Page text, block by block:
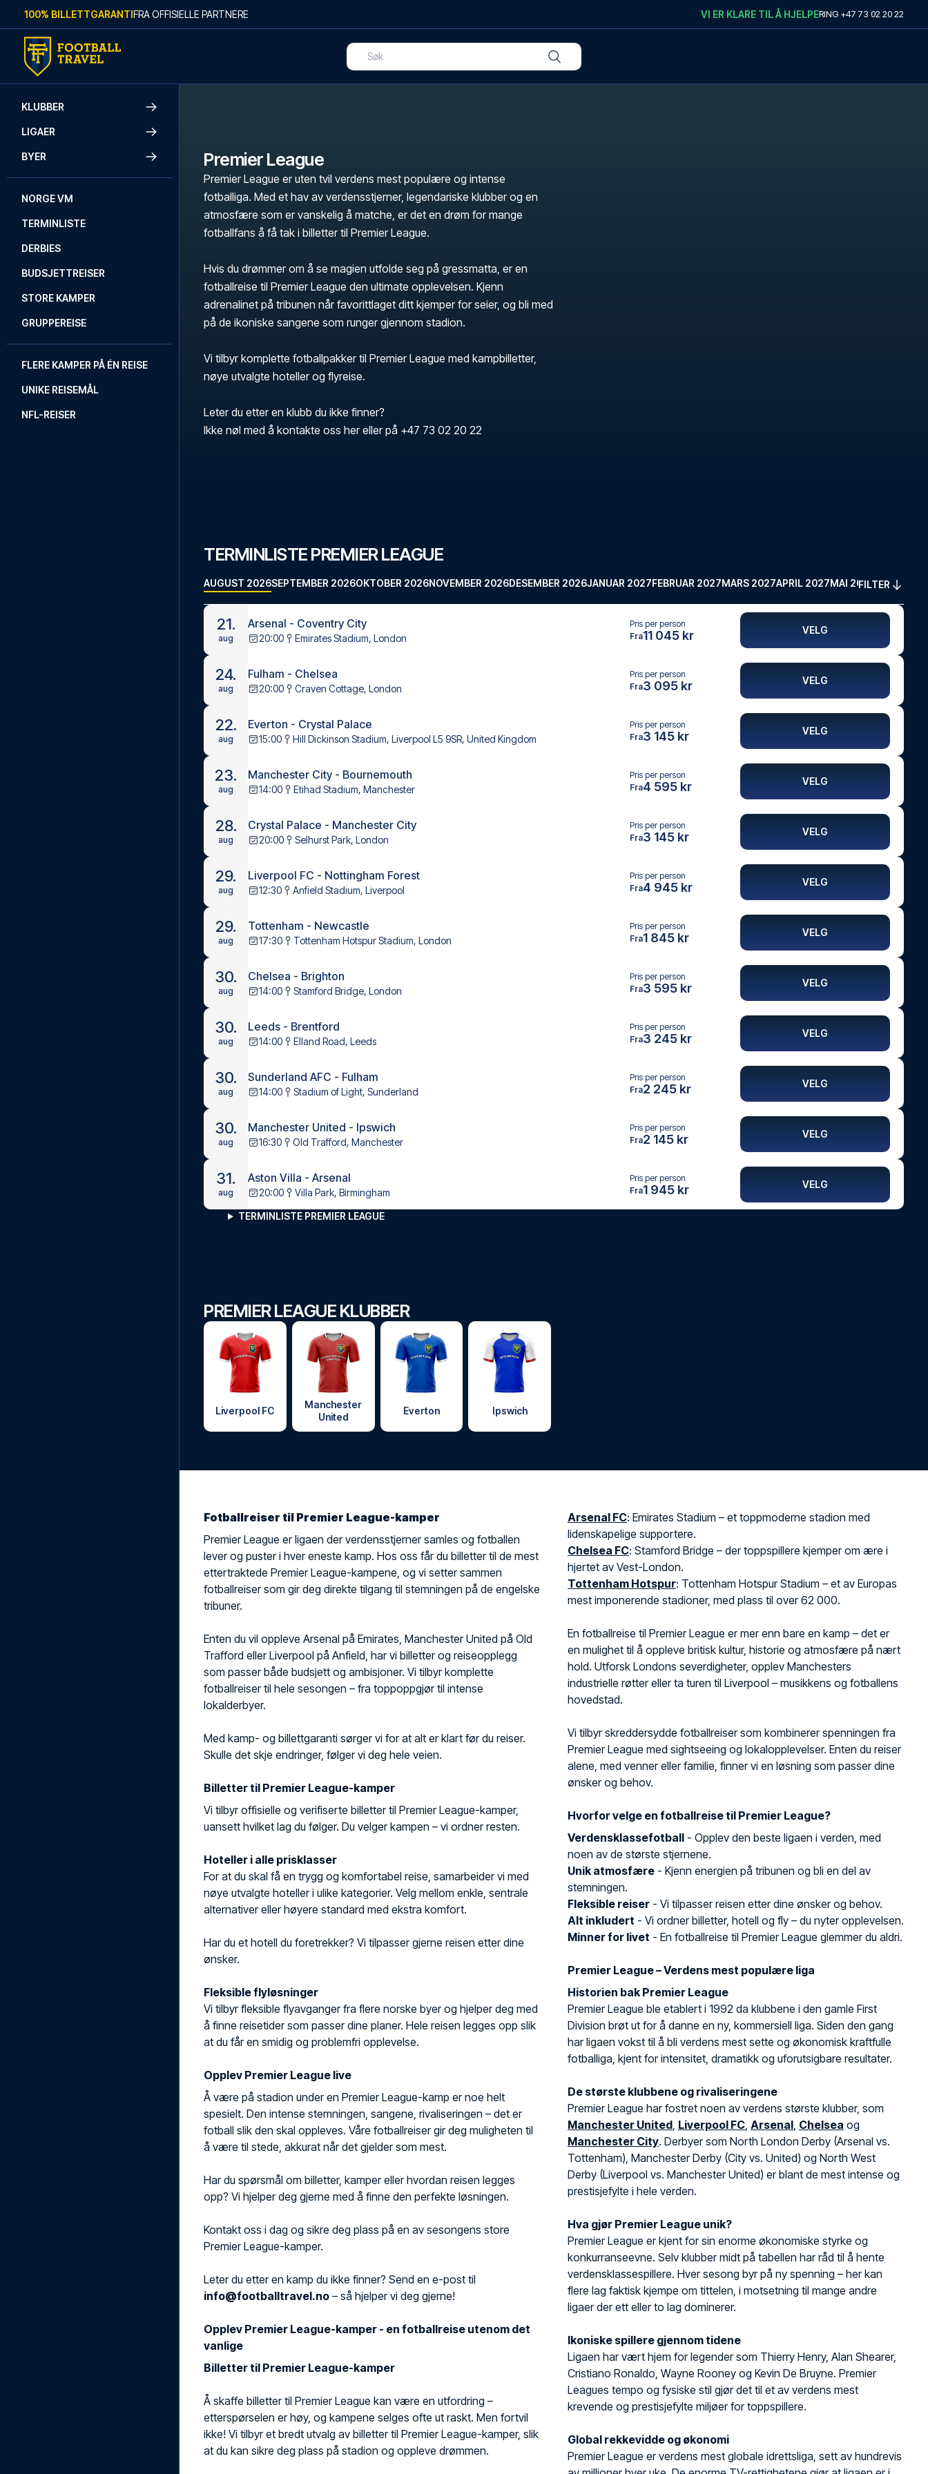
Skip to content
100% BILLETTGARANTIFRA OFFISIELLE PARTNERE VI ER KLARE TIL Å HJELPERING +47 73 02 20 22
KLUBBER
LIGAER
BYER
NORGE VM
TERMINLISTE
DERBIES
BUDSJETTREISER
STORE KAMPER
GRUPPEREISE
FLERE KAMPER PÅ ÉN REISE
UNIKE REISEMÅL
NFL-REISER
Premier League
Premier League er uten tvil verdens mest populære og intense
fotballiga. Med et hav av verdensstjerner, legendariske klubber og en
atmosfære som er vanskelig å matche, er det en drøm for mange
fotballfans å få tak i billetter til Premier League.
Hvis du drømmer om å se magien utfolde seg på gressmatta, er en
fotballreise til Premier League den ultimate opplevelsen. Kjenn
adrenalinet på tribunen når favorittlaget ditt kjemper for seier, og bli med
på de ikoniske sangene som runger gjennom stadion.
Vi tilbyr komplette fotballpakker til Premier League med kampbilletter,
nøye utvalgte hoteller og flyreise.
Leter du etter en klubb du ikke finner?
Ikke nøl med å kontakte oss her eller på +47 73 02 20 22
TERMINLISTE PREMIER LEAGUE
AUGUST 2026SEPTEMBER 2026OKTOBER 2026NOVEMBER 2026DESEMBER 2026JANUAR 2027FEBRUAR 2027MARS 2027APRIL 2027MAI 2027FILTER
21.
aug
Arsenal - Coventry City
20:00 Emirates Stadium, London
Pris per person
Fra11 045 kr VELG
24.
aug
Fulham - Chelsea
20:00 Craven Cottage, London
Pris per person
Fra3 095 kr VELG
22.
aug
Everton - Crystal Palace
15:00 Hill Dickinson Stadium, Liverpool L5 9SR, United Kingdom
Pris per person
Fra3 145 kr VELG
23.
aug
Manchester City - Bournemouth
14:00 Etihad Stadium, Manchester
Pris per person
Fra4 595 kr VELG
28.
aug
Crystal Palace - Manchester City
20:00 Selhurst Park, London
Pris per person
Fra3 145 kr VELG
29.
aug
Liverpool FC - Nottingham Forest
12:30 Anfield Stadium, Liverpool
Pris per person
Fra4 945 kr VELG
29.
aug
Tottenham - Newcastle
17:30 Tottenham Hotspur Stadium, London
Pris per person
Fra1 845 kr VELG
30.
aug
Chelsea - Brighton
14:00 Stamford Bridge, London
Pris per person
Fra3 595 kr VELG
30.
aug
Leeds - Brentford
14:00 Elland Road, Leeds
Pris per person
Fra3 245 kr VELG
30.
aug
Sunderland AFC - Fulham
14:00 Stadium of Light, Sunderland
Pris per person
Fra2 245 kr VELG
30.
aug
Manchester United - Ipswich
16:30 Old Trafford, Manchester
Pris per person
Fra2 145 kr VELG
31.
aug
Aston Villa - Arsenal
20:00 Villa Park, Birmingham
Pris per person
Fra1 945 kr VELG
TERMINLISTE PREMIER LEAGUE
PREMIER LEAGUE KLUBBER
Liverpool FC
Manchester
United
Everton Ipswich
Fotballreiser til Premier League-kamper
Premier League er ligaen der verdensstjerner samles og fotballen
lever og puster i hver eneste kamp. Hos oss får du billetter til de mest
ettertraktede Premier League-kampene, og vi setter sammen
fotballreiser som gir deg direkte tilgang til stemningen på de engelske
tribuner.
Enten du vil oppleve Arsenal på Emirates, Manchester United på Old
Trafford eller Liverpool på Anfield, har vi billetter og reiseopplegg
som passer både budsjett og ambisjoner. Vi tilbyr komplette
fotballreiser til hele sesongen – fra toppoppgjør til intense
lokalderbyer.
Med kamp- og billettgaranti sørger vi for at alt er klart før du reiser.
Skulle det skje endringer, følger vi deg hele veien.
Billetter til Premier League-kamper
Vi tilbyr offisielle og verifiserte billetter til Premier League-kamper,
uansett hvilket lag du følger. Du velger kampen – vi ordner resten.
Hoteller i alle prisklasser
For at du skal få en trygg og komfortabel reise, samarbeider vi med
nøye utvalgte hoteller i ulike kategorier. Velg mellom enkle, sentrale
alternativer eller høyere standard med ekstra komfort.
Har du et hotell du foretrekker? Vi tilpasser gjerne reisen etter dine
ønsker.
Fleksible flyløsninger
Vi tilbyr fleksible flyavganger fra flere norske byer og hjelper deg med
å finne reisetider som passer dine planer. Hele reisen legges opp slik
at du får en smidig og problemfri opplevelse.
Opplev Premier League live
Å være på stadion under en Premier League-kamp er noe helt
spesielt. Den intense stemningen, sangene, rivaliseringen – det er
fotball slik den skal oppleves. Våre fotballreiser gir deg muligheten til
å være til stede, akkurat når det gjelder som mest.
Har du spørsmål om billetter, kamper eller hvordan reisen legges
opp? Vi hjelper deg gjerne med å finne den perfekte løsningen.
Kontakt oss i dag og sikre deg plass på en av sesongens store
Premier League-kamper.
Leter du etter en kamp du ikke finner? Send en e-post til
info@footballtravel.no – så hjelper vi deg gjerne!
Opplev Premier League-kamper - en fotballreise utenom det
vanlige
Billetter til Premier League-kamper
Å skaffe billetter til Premier League kan være en utfordring –
etterspørselen er høy, og kampene selges ofte ut raskt. Men fortvil
ikke! Vi tilbyr et bredt utvalg av billetter til Premier League-kamper, slik
at du kan sikre deg plass på stadion og oppleve drømmen.
Arsenal FC: Emirates Stadium – et toppmoderne stadion med
lidenskapelige supportere.
Chelsea FC: Stamford Bridge – der toppspillere kjemper om ære i
hjertet av Vest-London.
Tottenham Hotspur: Tottenham Hotspur Stadium – et av Europas
mest imponerende stadioner, med plass til over 62 000.
En fotballreise til Premier League er mer enn bare en kamp – det er
en mulighet til å oppleve britisk kultur, historie og atmosfære på nært
hold. Utforsk Londons severdigheter, opplev Manchesters
industrielle røtter eller ta turen til Liverpool – musikkens og fotballens
hovedstad.
Vi tilbyr skreddersydde fotballreiser som kombinerer spenningen fra
Premier League med sightseeing og lokalopplevelser. Enten du reiser
alene, med venner eller familie, finner vi en løsning som passer dine
ønsker og behov.
Hvorfor velge en fotballreise til Premier League?
Verdensklassefotball - Opplev den beste ligaen i verden, med
noen av de største stjernene.
Unik atmosfære - Kjenn energien på tribunen og bli en del av
stemningen.
Fleksible reiser - Vi tilpasser reisen etter dine ønsker og behov.
Alt inkludert - Vi ordner billetter, hotell og fly – du nyter opplevelsen.
Minner for livet - En fotballreise til Premier League glemmer du aldri.
Premier League – Verdens mest populære liga
Historien bak Premier League
Premier League ble etablert i 1992 da klubbene i den gamle First
Division brøt ut for å danne en ny, kommersiell liga. Siden den gang
har ligaen vokst til å bli verdens mest sette og økonomisk kraftfulle
fotballiga, kjent for intensitet, dramatikk og uforutsigbare resultater.
De største klubbene og rivaliseringene
Premier League har fostret noen av verdens største klubber, som
Manchester United, Liverpool FC, Arsenal, Chelsea og
Manchester City. Derbyer som North London Derby (Arsenal vs.
Tottenham), Manchester Derby (City vs. United) og North West
Derby (Liverpool vs. Manchester United) er blant de mest intense og
prestisjefylte i hele verden.
Hva gjør Premier League unik?
Premier League er kjent for sin enorme økonomiske styrke og
konkurranseevne. Selv klubber midt på tabellen har råd til å hente
verdensklassespillere. Hver sesong byr på ny spenning – her kan
flere lag faktisk kjempe om tittelen, i motsetning til mange andre
ligaer der ett eller to lag dominerer.
Ikoniske spillere gjennom tidene
Ligaen har vært hjem for legender som Thierry Henry, Alan Shearer,
Cristiano Ronaldo, Wayne Rooney og Kevin De Bruyne. Premier
Leagues tempo og fysiske stil gjør det til et av verdens mest
krevende og prestisjefylte miljøer for toppspillere.
Global rekkevidde og økonomi
Premier League er verdens mest globale idrettsliga, sett av hundrevis